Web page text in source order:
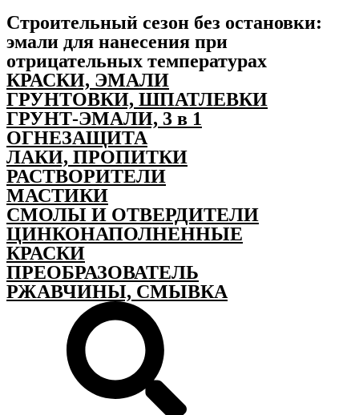
Строительный сезон без остановки:
эмали для нанесения при
отрицательных температурах
КРАСКИ, ЭМАЛИ
ГРУНТОВКИ, ШПАТЛЕВКИ
ГРУНТ-ЭМАЛИ, 3 в 1
ОГНЕЗАЩИТА
ЛАКИ, ПРОПИТКИ
РАСТВОРИТЕЛИ
МАСТИКИ
СМОЛЫ И ОТВЕРДИТЕЛИ
ЦИНКОНАПОЛНЕННЫЕ
КРАСКИ
ПРЕОБРАЗОВАТЕЛЬ
РЖАВЧИНЫ, СМЫВКА